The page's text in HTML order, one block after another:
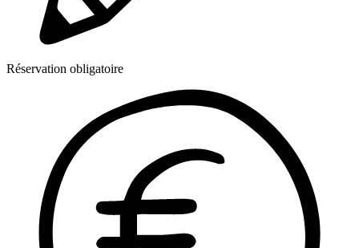
Réservation obligatoire